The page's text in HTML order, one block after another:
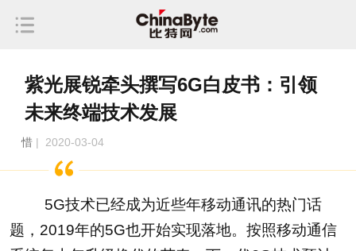
紫光展锐牵头撰写6G白皮书：引领
未来终端技术发展
惜 | 2020-03-04
5G技术已经成为近些年移动通讯的热门话
题，2019年的5G也开始实现落地。按照移动通信